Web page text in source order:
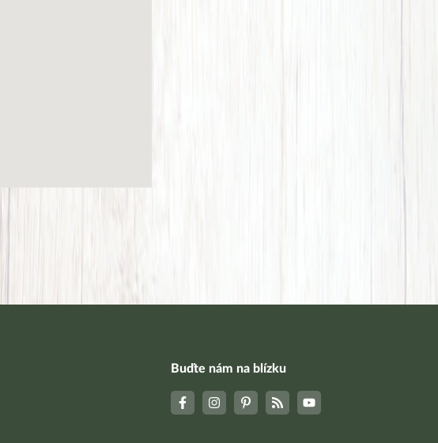
Buďte nám na blízku